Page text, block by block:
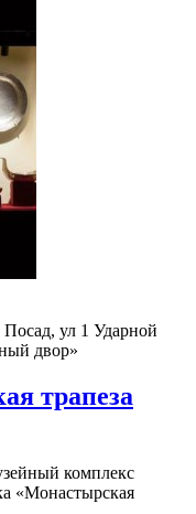
ул 1 Ударной
двор»
трапеза
комплекс
«Монастырская